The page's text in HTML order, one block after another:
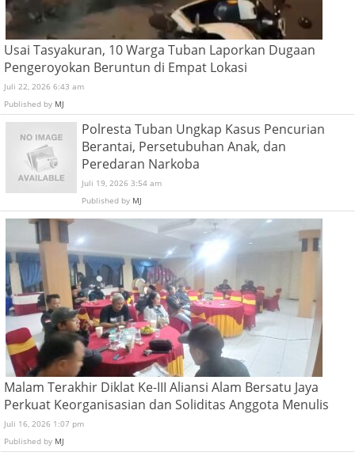
Usai Tasyakuran, 10 Warga Tuban Laporkan Dugaan
Pengeroyokan Beruntun di Empat Lokasi
Juli 22, 2026 6:43 am
Published by MJ
Polresta Tuban Ungkap Kasus Pencurian
Berantai, Persetubuhan Anak, dan
Peredaran Narkoba
Juli 19, 2026 3:54 am
Published by MJ
Malam Terakhir Diklat Ke-III Aliansi Alam Bersatu Jaya
Perkuat Keorganisasian dan Soliditas Anggota Menulis
Juli 16, 2026 1:07 pm
Published by MJ